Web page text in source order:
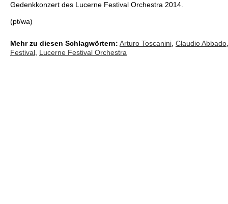
Gedenkkonzert des Lucerne Festival Orchestra 2014.
(pt/wa)
Mehr zu diesen Schlagwörtern: Arturo Toscanini, Claudio Abbado
Festival , Lucerne Festival Orchestra